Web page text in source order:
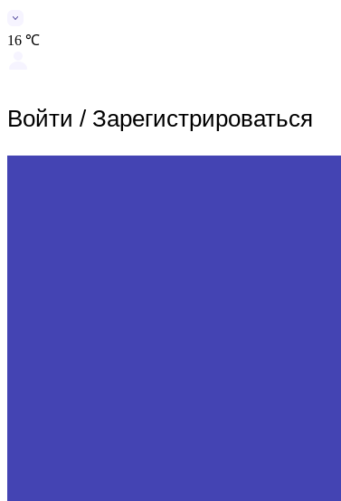
16 ℃
Войти / Зарегистрироваться